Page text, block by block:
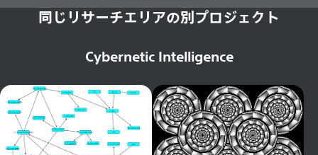
同じリサーチエリアの別プロジェクト
Cybernetic Intelligence